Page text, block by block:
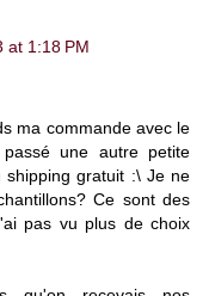
at 1:18 PM
ma commande avec le
une autre petite
shipping gratuit :\ Je ne
Ce sont des
pas vu plus de choix